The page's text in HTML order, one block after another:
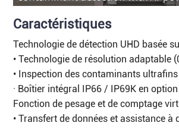
Caractéristiques
Technologie de détection UHD basée
• Technologie de résolution adaptable
• Inspection des contaminants ultrafins
· Boîtier intégral IP66 / IP69K en option
Fonction de pesage et de comptage
• Transfert de données et assistance à